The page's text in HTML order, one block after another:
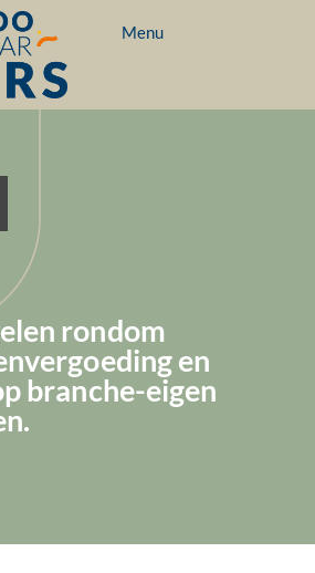
Menu
rondom
en
branche-eigen